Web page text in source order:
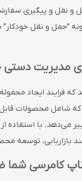
و پیگیری
و نقل خودکار”
مدیریت
که فرایند ایجاد
که شامل محصولات
با استفاده از
بازاریابی، توسعه
ناپ کامرسی